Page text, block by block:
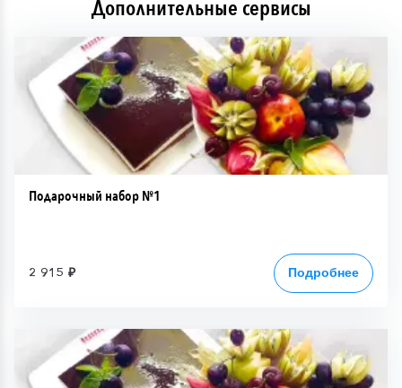
Дополнительные сервисы
Подарочный набор №1
2 915 ₽ Подробнее